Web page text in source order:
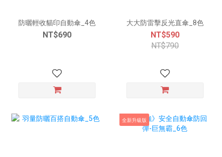
防曬輕收貓印自動傘_4色
NT$690
大大防雷擊反光直傘_8色
NT$590
NT$790
全新升級版